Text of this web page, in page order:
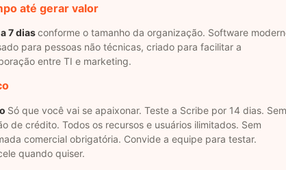
até gerar valor
a 7 diasconforme o tamanho da organização. Software
para pessoas não técnicas, criado para facilitar a
entre TI e marketing.
Só que você vai se apaixonar. Teste a Scribe por 14 dias. Sem
de crédito. Todos os recursos e usuários ilimitados. Sem
comercial obrigatória. Convide a equipe para testar.
quando quiser.